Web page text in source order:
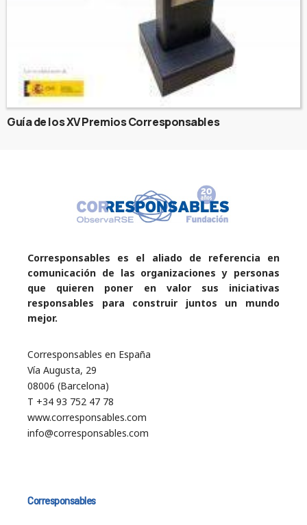
Guía de los XV Premios Corresponsables
Corresponsables es el aliado de referencia en
comunicación de las organizaciones y personas
que quieren poner en valor sus iniciativas
responsables para construir juntos un mundo
mejor.
Corresponsables en España
Vía Augusta, 29
08006 (Barcelona)
T +34 93 752 47 78
www.corresponsables.com
info@corresponsables.com
Corresponsables